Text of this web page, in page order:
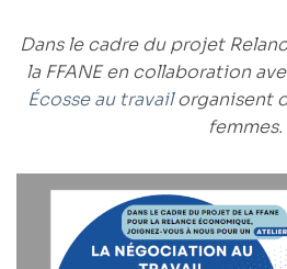
Dans le cadre du projet
la FFANEen collaboration
Écosse au travail organisent
femmes.